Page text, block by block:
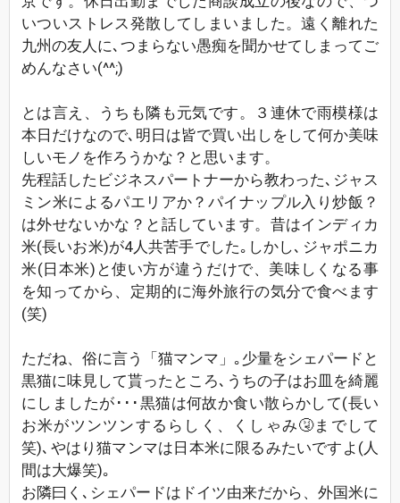
いついストレス発散してしまいました。遠く離れた
九州の友人に､つまらない愚痴を聞かせてしまってご
めんなさい(^^;)
とは言え、うちも隣も元気です。３連休で雨模様は
本日だけなので､明日は皆で買い出しをして何か美味
しいモノを作ろうかな？と思います。
先程話したビジネスパートナーから教わった､ジャス
ミン米によるパエリアか？パイナップル入り炒飯？
は外せないかな？と話しています。昔はインディカ
米(長いお米)が4人共苦手でした｡しかし､ジャポニカ
米(日本米)と使い方が違うだけで、美味しくなる事
を知ってから、定期的に海外旅行の気分で食べます
(笑)
ただね、俗に言う「猫マンマ」｡少量をシェパードと
黒猫に味見して貰ったところ､うちの子はお皿を綺麗
にしましたが･･･黒猫は何故か食い散らかして(長い
お米がツンツンするらしく、くしゃみ🤧までして
笑)､やはり猫マンマは日本米に限るみたいですよ(人
間は大爆笑)｡
お隣曰く､シェパードはドイツ由来だから、外国米に